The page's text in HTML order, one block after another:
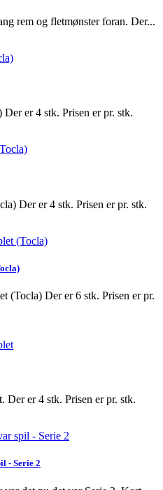
rem og fletmønster foran. Der...
er 4 stk. Prisen er pr. stk.
Der er 4 stk. Prisen er pr. stk.
(Tocla) Der er 6 stk. Prisen er pr.
Der er 4 stk. Prisen er pr. stk.
- Serie 2